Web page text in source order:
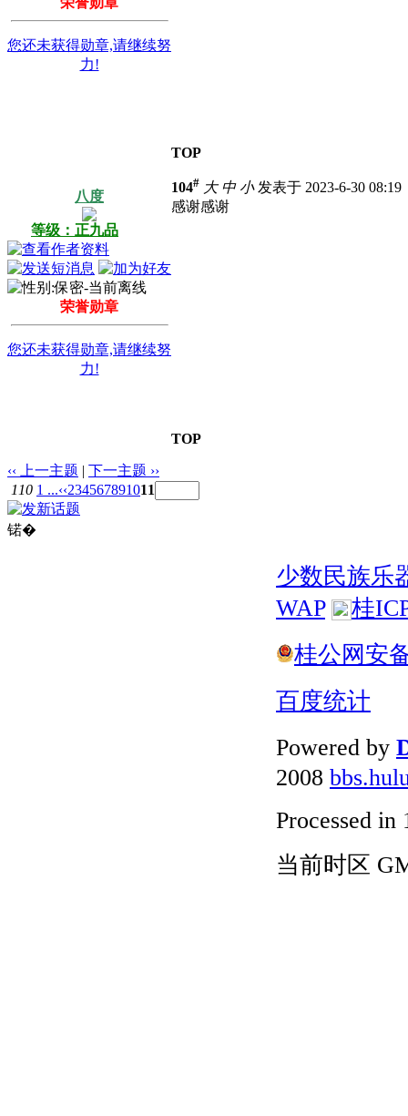
您还未获得勋章,请继续努
力!
TOP
八度
等级：正九品
荣誉勋章
您还未获得勋章,请继续努
力!
104# 大 中 小发表于 2023-6-30 08:19
感谢感谢
TOP
‹‹ 上一主题 | 下一主题 ››
110 1 ...‹‹234567891011
锘�
少数民族乐
WAP
桂
桂公网安
百度统计
Powered by
2008
Processed in
当前时区